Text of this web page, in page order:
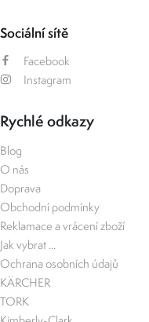
Sociální sítě
Facebook
Instagram
Rychlé odkazy
Blog
O nás
Doprava
Obchodní podmínky
Reklamace a vrácení zboží
Jak vybrat ...
Ochrana osobních údajů
KÄRCHER
TORK